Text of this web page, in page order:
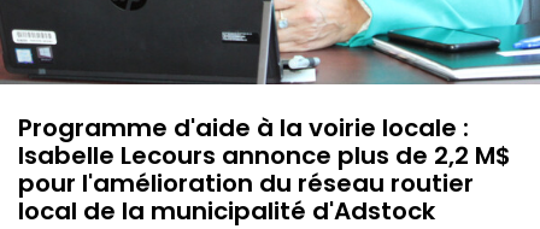
Programme d'aide à la voirie locale :
Isabelle Lecours annonce plus de 2,2 M$
pour l'amélioration du réseau routier
local de la municipalité d'Adstock